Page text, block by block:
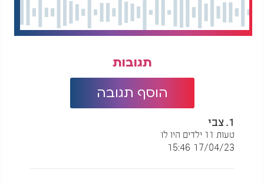
תגובות
הוסף תגובה
1. צבי
טעות 11 ילדים היו לו
17/04/23 15:46